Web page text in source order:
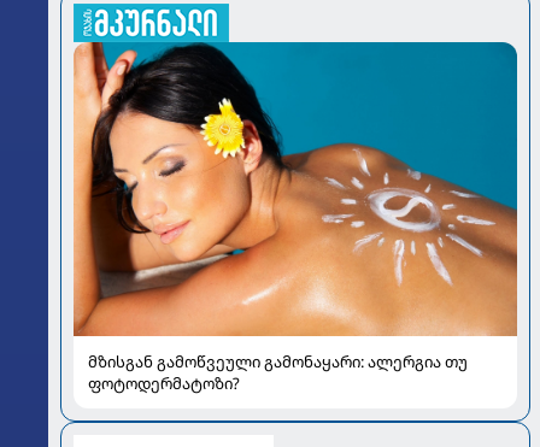
მზისგან გამოწვეული გამონაყარი: ალერგია თუ
ფოტოდერმატოზი?